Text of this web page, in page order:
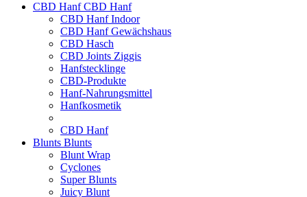
CBD HanfCBD Hanf
CBD Hanf Indoor
CBD Hanf Gewächshaus
CBD Hasch
CBD Joints Ziggis
Hanfstecklinge
CBD-Produkte
Hanf-Nahrungsmittel
Hanfkosmetik
CBD Hanf
Blunts Blunts
Blunt Wrap
Cyclones
Super Blunts
Juicy Blunt